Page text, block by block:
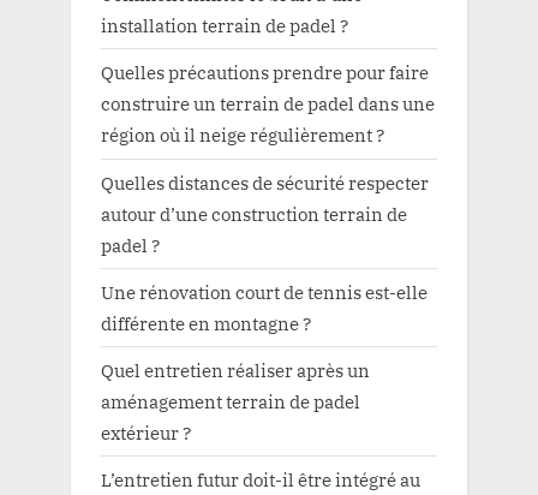
installation terrain de padel ?
Quelles précautions prendre pour faire
construire un terrain de padel dans une
région où il neige régulièrement ?
Quelles distances de sécurité respecter
autour d’une construction terrain de
padel ?
Une rénovation court de tennis est-elle
différente en montagne ?
Quel entretien réaliser après un
aménagement terrain de padel
extérieur ?
L’entretien futur doit-il être intégré au